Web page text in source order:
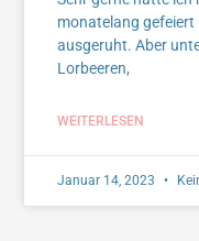
monatelang gefeiert
ausgeruht. Aber
Lorbeeren,
WEITERLESEN
Januar 14, 2023